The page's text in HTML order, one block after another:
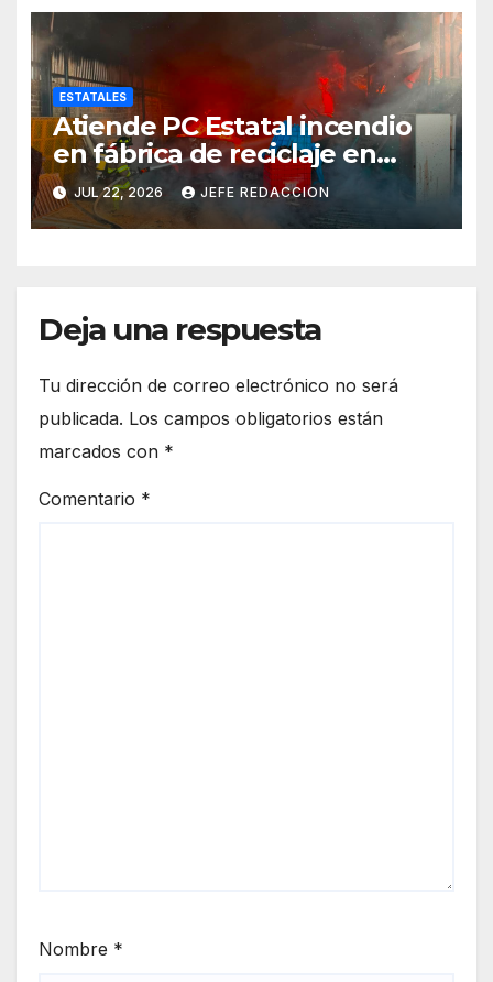
ESTATALES
Atiende PC Estatal incendio
en fábrica de reciclaje en
Morelia
JUL 22, 2026 JEFE REDACCION
Deja una respuesta
Tu dirección de correo electrónico no será
publicada. Los campos obligatorios están
marcados con *
Comentario *
Nombre *